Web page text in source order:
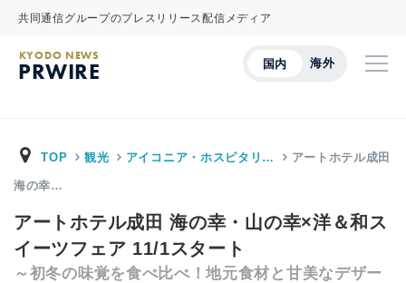
共同通信グループのプレスリリース配信メディア
国内 海外
KYODO NEWS
PRWIRE
TOP 観光 アイコニア・ホスピタリ… アートホテル成田
海の幸…
アートホテル成田 海の幸・山の幸×洋＆和ス
イーツフェア 11/1スタート
～初冬の味覚を食べ比べ！地元食材と甘美なデザー